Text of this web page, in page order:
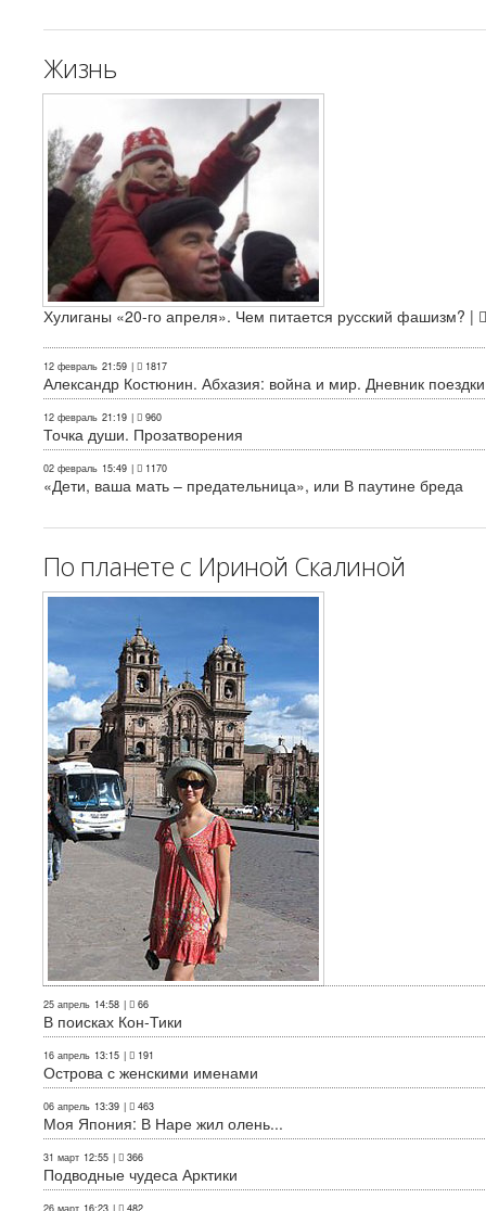
Жизнь
Хулиганы «20-го апреля». Чем питается русский фашизм? |
12 февраль 21:59 | 1817
Александр Костюнин. Абхазия: война и мир. Дневник поездки
12 февраль 21:19 | 960
Точка души. Прозатворения
02 февраль 15:49 | 1170
«Дети, ваша мать – предательница», или В паутине бреда
По планете с Ириной Скалиной
25 апрель 14:58 | 66
В поисках Кон-Тики
16 апрель 13:15 | 191
Острова с женскими именами
06 апрель 13:39 | 463
Моя Япония: В Наре жил олень...
31 март 12:55 | 366
Подводные чудеса Арктики